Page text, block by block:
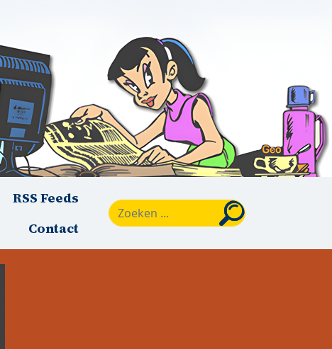
RSS Feeds
Contact